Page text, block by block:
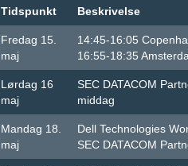
Tidspunkt Beskrivelse
Fredag 15.
maj
14:45-16:05
16:55-18:35
Lørdag 16
maj
SEC DATACOM
middag
Mandag 18.
maj
Dell Technologies
SEC DATACOM